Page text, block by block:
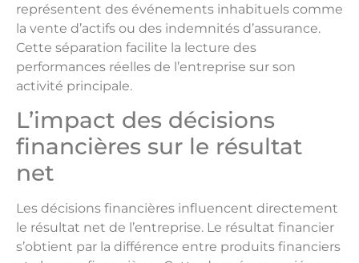
représentent des événements inhabituels comme
la vente d’actifs ou des indemnités d’assurance.
Cette séparation facilite la lecture des
performances réelles de l’entreprise sur son
activité principale.
L’impact des décisions
financières sur le résultat
net
Les décisions financières influencent directement
le résultat net de l’entreprise. Le résultat financier
s’obtient par la différence entre produits financiers